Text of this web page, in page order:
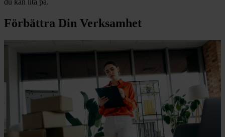
du kan lita på.
Förbättra Din Verksamhet